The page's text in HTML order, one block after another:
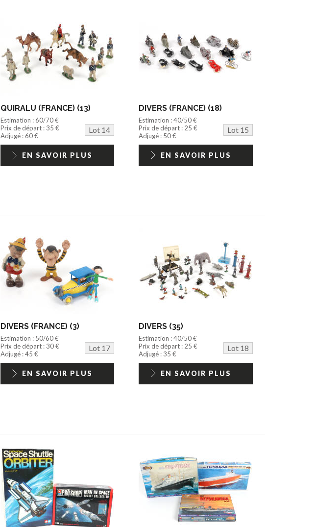
QUIRALU (FRANCE) (13)
Estimation : 60/70 €
Prix de départ : 35 €
Lot 14
Adjugé : 60 €
EN SAVOIR PLUS
DIVERS (FRANCE) (18)
Estimation : 40/50 €
Prix de départ : 25 €
Lot 15
Adjugé : 50 €
EN SAVOIR PLUS
DIVERS (FRANCE) (3)
Estimation : 50/60 €
Prix de départ : 30 €
Lot 17
Adjugé : 45 €
EN SAVOIR PLUS
DIVERS (35)
Estimation : 40/50 €
Prix de départ : 25 €
Lot 18
Adjugé : 35 €
EN SAVOIR PLUS